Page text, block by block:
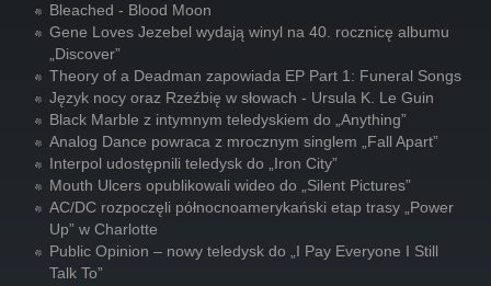
Bleached - Blood Moon
Gene Loves Jezebel wydają winyl na 40. rocznicę albumu
„Discover”
Theory of a Deadman zapowiada EP Part 1: Funeral Songs
Język nocy oraz Rzeźbię w słowach - Ursula K. Le Guin
Black Marble z intymnym teledyskiem do „Anything”
Analog Dance powraca z mrocznym singlem „Fall Apart”
Interpol udostępnili teledysk do „Iron City”
Mouth Ulcers opublikowali wideo do „Silent Pictures”
AC/DC rozpoczęli północnoamerykański etap trasy „Power
Up” w Charlotte
Public Opinion – nowy teledysk do „I Pay Everyone I Still
Talk To”